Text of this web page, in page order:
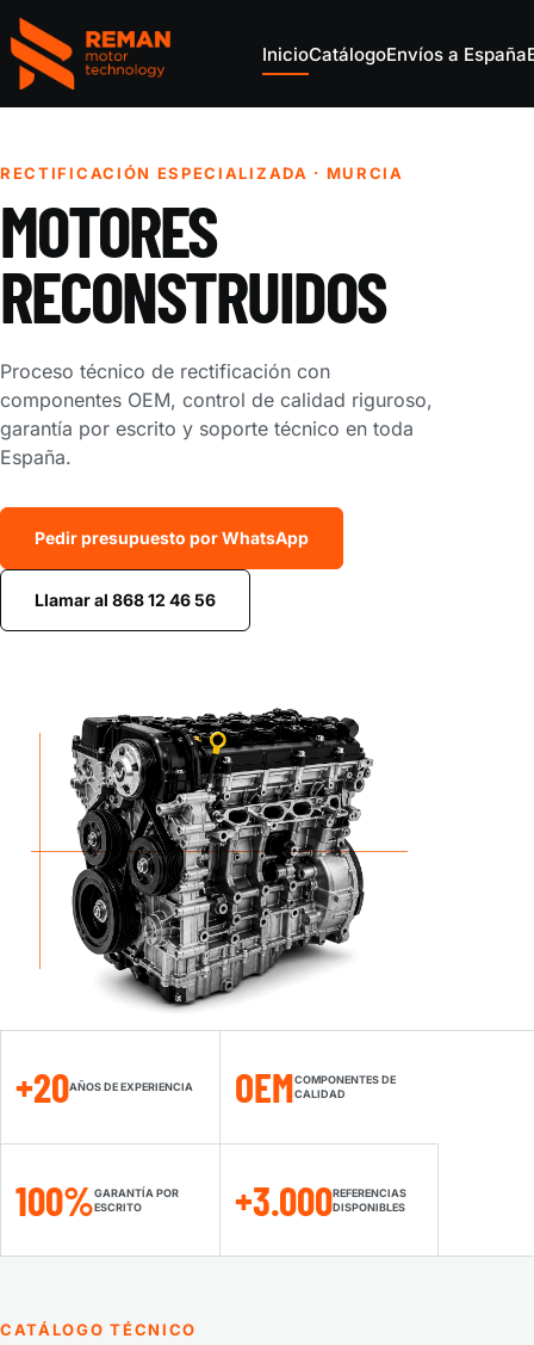
REMAN Motor Parts
InicioCatálogoEnvíos a España
RECTIFICACIÓN ESPECIALIZADA · MURCIA
MOTORES
RECONSTRUIDOS
Proceso técnico de rectificación con
componentes OEM, control de calidad riguroso,
garantía por escrito y soporte técnico en toda
España.
Pedir presupuesto por WhatsApp
Llamar al 868 12 46 56
+20AÑOS DE EXPERIENCIA OEMCOMPONENTES DE
CALIDAD
100%GARANTÍA POR
ESCRITO
+3.000REFERENCIAS
DISPONIBLES
CATÁLOGO TÉCNICO